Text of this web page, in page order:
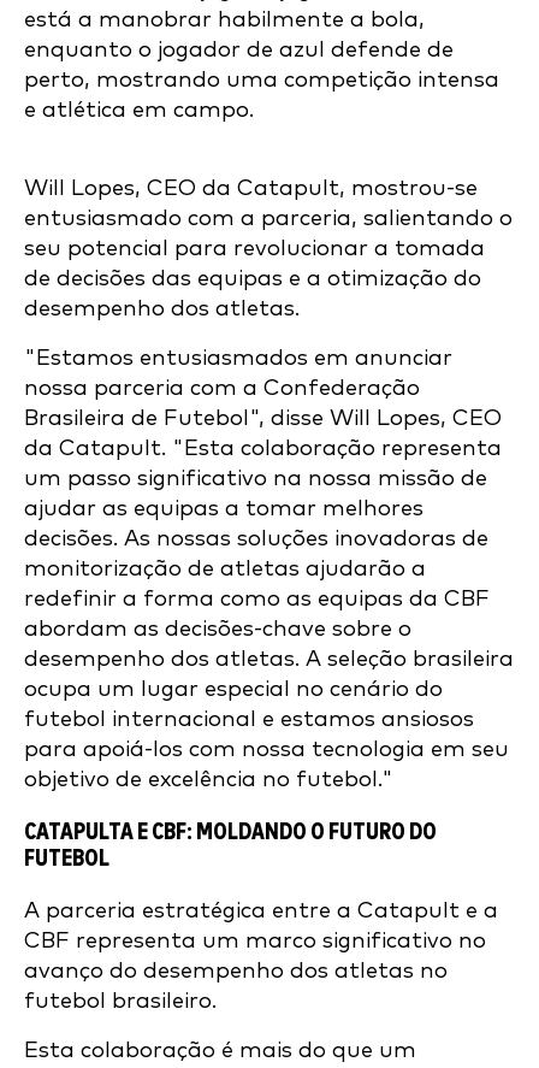
Will Lopes, CEO da Catapult, mostrou-se
entusiasmado com a parceria, salientando o
seu potencial para revolucionar a tomada
de decisões das equipas e a otimização do
desempenho dos atletas.
"Estamos entusiasmados em anunciar
nossa parceria com a Confederação
Brasileira de Futebol", disse Will Lopes, CEO
da Catapult. "Esta colaboração representa
um passo significativo na nossa missão de
ajudar as equipas a tomar melhores
decisões. As nossas soluções inovadoras de
monitorização de atletas ajudarão a
redefinir a forma como as equipas da CBF
abordam as decisões-chave sobre o
desempenho dos atletas. A seleção brasileira
ocupa um lugar especial no cenário do
futebol internacional e estamos ansiosos
para apoiá-los com nossa tecnologia em seu
objetivo de excelência no futebol."
CATAPULTA E CBF: MOLDANDO O FUTURO DO
FUTEBOL
A parceria estratégica entre a Catapult e a
CBF representa um marco significativo no
avanço do desempenho dos atletas no
futebol brasileiro.
Esta colaboração é mais do que um